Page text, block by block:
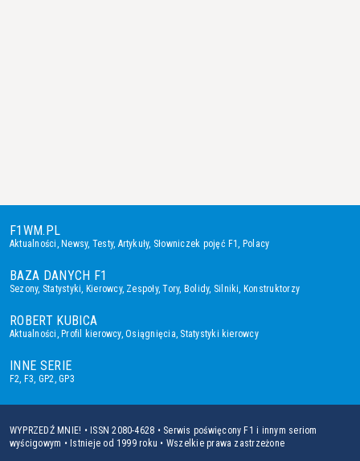
F1WM.PL
Aktualności, Newsy, Testy, Artykuły, Słowniczek pojęć F1, Polacy
BAZA DANYCH F1
Sezony, Statystyki, Kierowcy, Zespoły,Tory, Bolidy, Silniki, Konstruktorzy
ROBERT KUBICA
Aktualności, Profil kierowcy,Osiągnięcia, Statystyki kierowcy
INNE SERIE
F2, F3, GP2,GP3
WYPRZEDŹ MNIE! • ISSN 2080-4628 • Serwis poświęcony F1 i innym seriom
wyścigowym • Istnieje od 1999 roku • Wszelkie prawa zastrzeżone